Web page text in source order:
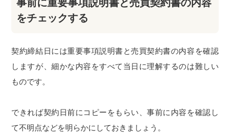
をチェックする
契約締結日には重要事項説明書と売買契約書の内容を確認
しますが、細かな内容をすべて当日に理解するのは難しい
ものです。
できれば契約日前にコピーをもらい、事前に内容を確認し
て不明点などを明らかにしておきましょう。